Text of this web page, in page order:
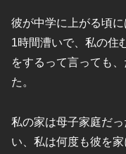
彼が中学に上がる頃
1時間漕いで、私の住
をするって言っても
た。
私の家は母子家庭だ
い、私は何度も彼を